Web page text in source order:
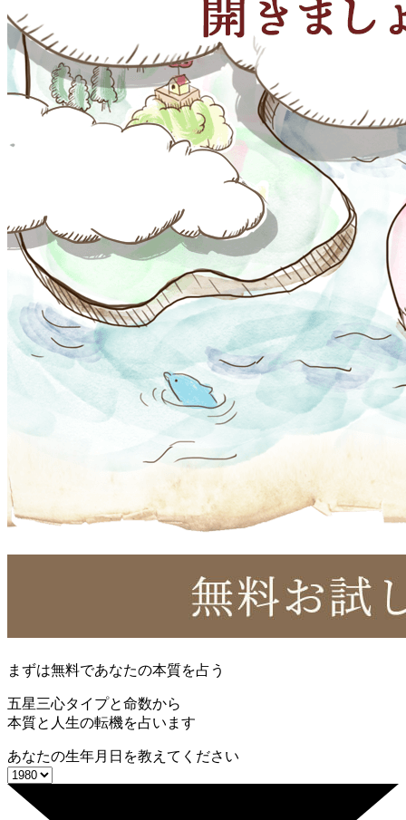
まずは無料であなたの本質を占う
五星三心タイプと命数から
本質と人生の転機を占います
あなたの生年月日を教えてください